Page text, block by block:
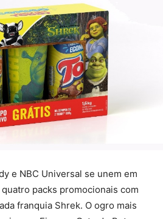
e NBC Universal se unem em
packs promocionais com
franquia Shrek. O ogro mais